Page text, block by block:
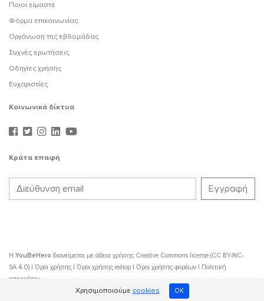
Χρησιμοποιούμε cookies OK
Ποιοι είμαστε
Φόρμα επικοινωνίας
Οργάνωση της εβδομάδας
Συχνές ερωτήσεις
Οδηγίες χρήσης
Ευχαριστίες
Κοινωνικά δίκτυα
Κράτα επαφή
Η YouBeHero διανείμεται με άδεια χρήσης Creative Commons license (CC BY-NC-
SA 4.0) | Όροι χρήσης | Όροι χρήσης eshop | Όροι χρήσης φορέων | Πολιτική
απορρήτου